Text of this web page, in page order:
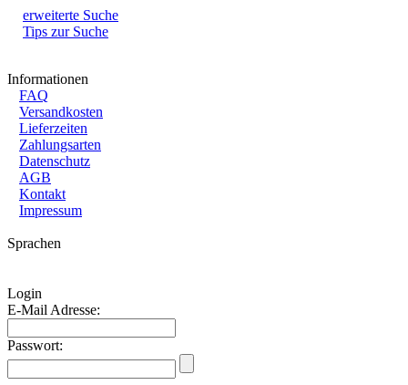
erweiterte Suche
Tips zur Suche
Informationen
FAQ
Versandkosten
Lieferzeiten
Zahlungsarten
Datenschutz
AGB
Kontakt
Impressum
Sprachen
Login
E-Mail Adresse:
Passwort: